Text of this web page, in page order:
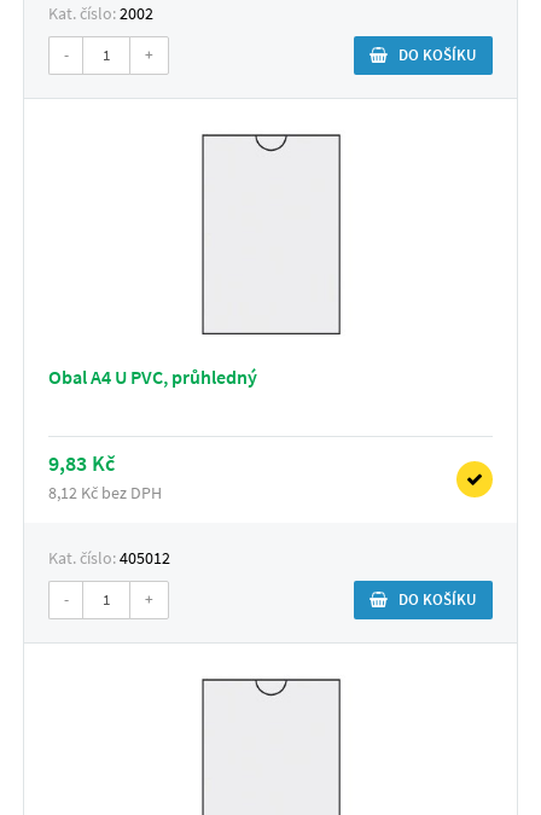
Kat. číslo:2002
- + DO KOŠÍKU
Obal A4 U PVC, průhledný
9,83 Kč
8,12 Kč bez DPH
Kat. číslo:405012
- + DO KOŠÍKU